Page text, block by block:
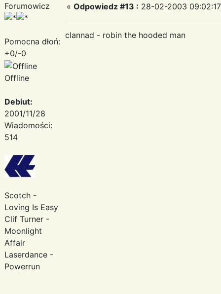
Forumowicz
Pomocna dłoń:
+0/-0
Offline
Debiut:
2001/11/28
Wiadomości:
514
Scotch -
Loving Is Easy
Clif Turner -
Moonlight
Affair
Laserdance -
Powerrun
« Odpowiedz #13 : 28-02-2003
clannad - robin the hooded man